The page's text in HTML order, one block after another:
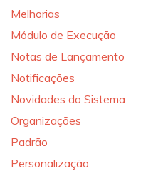
Melhorias
Módulo de Execução
Notas de Lançamento
Notificações
Novidades do Sistema
Organizações
Padrão
Personalização